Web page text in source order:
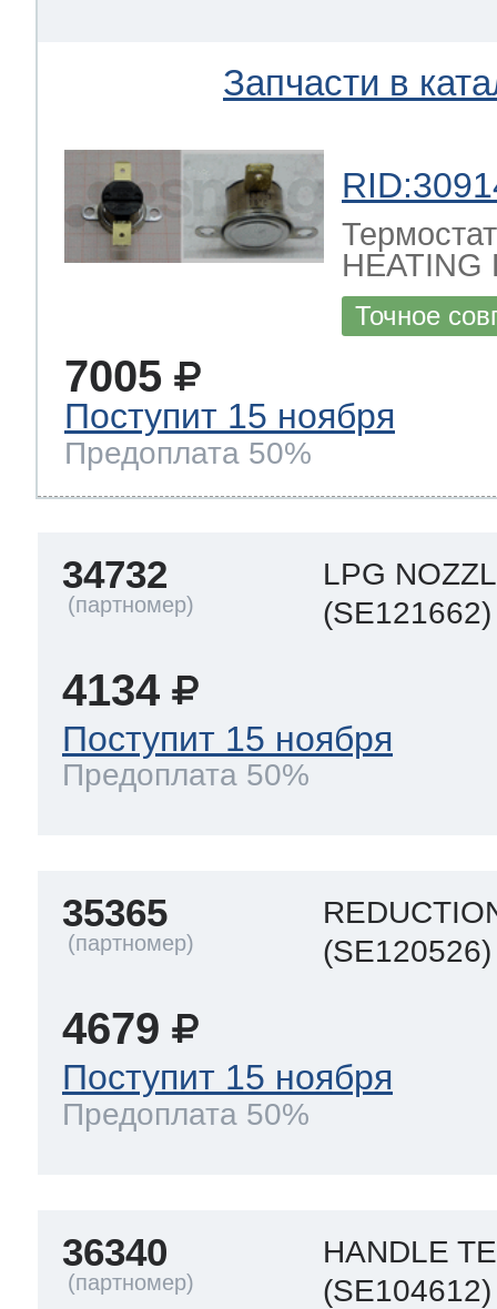
Запчасти в
HEATING
Точное
7005
Поступит 15 ноября
Предоплата 50%
34732
LPG
(SE121662)
4134
Поступит 15 ноября
Предоплата 50%
35365
(SE120526)
4679
Поступит 15 ноября
Предоплата 50%
36340
HANDLE
(SE104612)